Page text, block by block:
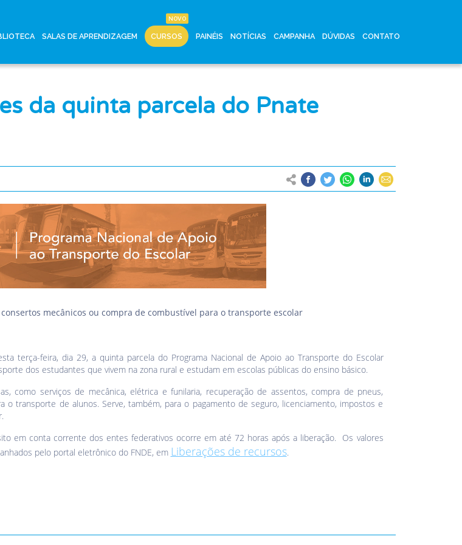
SALAS DE APRENDIZAGEM CURSOS PAINÉIS NOTÍCIAS CAMPANHA DÚVIDAS CONTATO
da quinta parcela do Pnate
mecânicos ou compra de combustível para o transporte escolar
terça-feira, dia 29, a quinta parcela do Programa Nacional de Apoio ao Transporte do Escolar
dos estudantes que vivem na zona rural e estudam em escolas públicas do ensino básico.
como serviços de mecânica, elétrica e funilaria, recuperação de assentos, compra de pneus,
o transporte de alunos. Serve, também, para o pagamento de seguro, licenciamento, impostos e
em conta corrente dos entes federativos ocorre em até 72 horas após a liberação. Os valores
pelo portal eletrônico do FNDE, em Liberações de recursos.